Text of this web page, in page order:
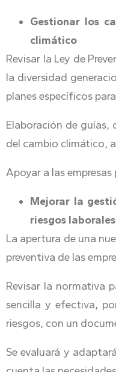
Gestionar los
climático
Revisar la Ley de
la diversidad
planes específicos
Elaboración de
del cambio climático,
Apoyar a las
Mejorar la
riesgos laborales
La apertura de una
preventiva de las
Revisar la normativa
sencilla y efectiva,
riesgos, con un
Se evaluará y